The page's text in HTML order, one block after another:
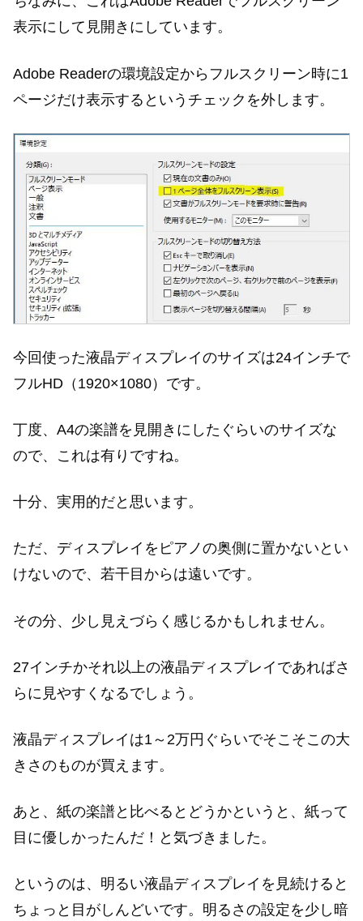
表示にして見開きにしています。
Adobe Readerの環境設定からフルスクリーン時に1
ページだけ表示するというチェックを外します。
今回使った液晶ディスプレイのサイズは24インチで
フルHD（1920×1080）です。
丁度、A4の楽譜を見開きにしたぐらいのサイズな
ので、これは有りですね。
十分、実用的だと思います。
ただ、ディスプレイをピアノの奥側に置かないとい
けないので、若干目からは遠いです。
その分、少し見えづらく感じるかもしれません。
27インチかそれ以上の液晶ディスプレイであればさ
らに見やすくなるでしょう。
液晶ディスプレイは1～2万円ぐらいでそこそこの大
きさのものが買えます。
あと、紙の楽譜と比べるとどうかというと、紙って
目に優しかったんだ！と気づきました。
というのは、明るい液晶ディスプレイを見続けると
ちょっと目がしんどいです。明るさの設定を少し暗